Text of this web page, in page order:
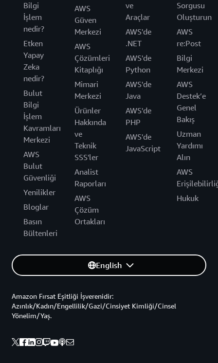
Bilgi
İşlem
nedir?
Etken
Yapay
Zeka
nedir?
Bulut
Bilgi
İşlem
Kavramları
Merkezi
AWS
Bulut
Güvenliği
Yenilikler
Bloglar
Basın
Bültenleri
AWS
Güven
Merkezi
AWS
Çözümleri
Kitaplığı
Mimari
Merkezi
Ürünler
Hakkında
ve
Teknik
SSS'ler
Analist
Raporları
AWS
Çözüm
Ortakları
ve
Araçlar
AWS'de
.NET
AWS'de
Python
AWS'de
Java
AWS'de
PHP
AWS'de
JavaScript
Sorgusu
Oluşturun
AWS
re:Post
Bilgi
Merkezi
AWS
Destek’e
Genel
Bakış
Uzman
Yardımı
Alın
AWS
Hukuk
English
Amazon Fırsat Eşitliği İşverenidir:
Azınlık/Kadın/Engellilik/Gazi/Cinsiyet Kimliği/Cinsel
Yönelim/Yaş.